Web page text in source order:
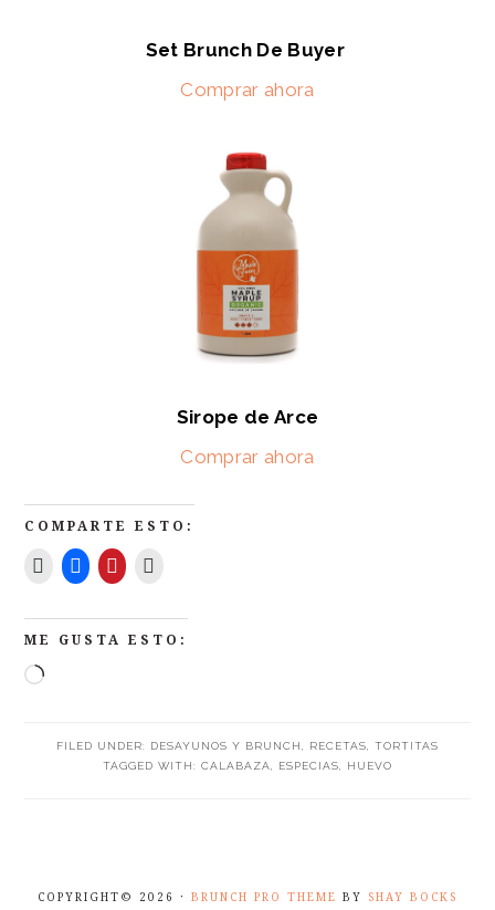
Set Brunch De Buyer
Comprar ahora
Sirope de Arce
Comprar ahora
COMPARTE ESTO:
ME GUSTA ESTO:
FILED UNDER: DESAYUNOS Y BRUNCH RECETAS
TORTITAS
TAGGED WITH: CALABAZA ESPECIAS HUEVO
COPYRIGHT© 2026 · BRUNCH PRO THEME BY SHAY BOCKS